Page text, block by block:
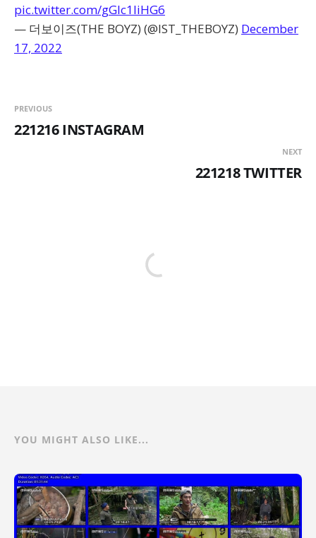
pic.twitter.com/gGIc1liHG6
— 더보이즈(THE BOYZ) (@IST_THEBOYZ) December
17, 2022
PREVIOUS
221216 INSTAGRAM
NEXT
221218 TWITTER
YOU MIGHT ALSO LIKE...